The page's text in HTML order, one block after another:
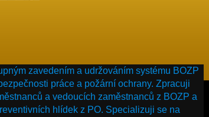
zavedením a udržováním systému BOZP
práce a požární ochrany. Zpracuji
a vedoucích zaměstnanců z BOZP a
hlídek z PO. Specializuji se na